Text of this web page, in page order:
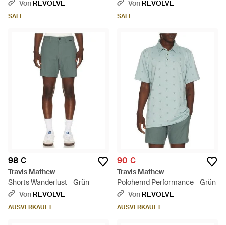
Von REVOLVE
SALE
Von REVOLVE
SALE
98 €
Travis Mathew
Shorts Wanderlust - Grün
Von REVOLVE
AUSVERKAUFT
90 €
Travis Mathew
Polohemd Performance - Grün
Von REVOLVE
AUSVERKAUFT